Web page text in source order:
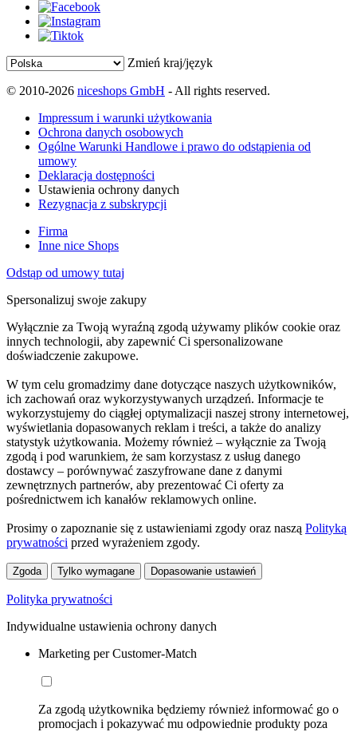
Zmień kraj/język
© 2010-2026 niceshops GmbH - All rights reserved.
Impressum i warunki użytkowania
Ochrona danych osobowych
Ogólne Warunki Handlowe i prawo do odstąpienia od
umowy
Deklaracja dostępności
Ustawienia ochrony danych
Rezygnacja z subskrypcji
Firma
Inne nice Shops
Odstąp od umowy tutaj
Spersonalizuj swoje zakupy
Wyłącznie za Twoją wyraźną zgodą używamy plików cookie oraz
innych technologii, aby zapewnić Ci spersonalizowane
doświadczenie zakupowe.
W tym celu gromadzimy dane dotyczące naszych użytkowników,
ich zachowań oraz wykorzystywanych urządzeń. Informacje te
wykorzystujemy do ciągłej optymalizacji naszej strony internetowej,
wyświetlania dopasowanych reklam i treści, a także do analizy
statystyk użytkowania. Możemy również – wyłącznie za Twoją
zgodą i pod warunkiem, że sam korzystasz z usług danego
dostawcy – porównywać zaszyfrowane dane z danymi
zewnętrznych partnerów, aby prezentować Ci oferty za
pośrednictwem ich kanałów reklamowych online.
Prosimy o zapoznanie się z ustawieniami zgody oraz naszą Polityką
prywatności przed wyrażeniem zgody.
Zgoda Tylko wymagane Dopasowanie ustawień
Polityka prywatności
Indywidualne ustawienia ochrony danych
Marketing per Customer-Match
Za zgodą użytkownika będziemy również informować go o
promocjach i pokazywać mu odpowiednie produkty poza